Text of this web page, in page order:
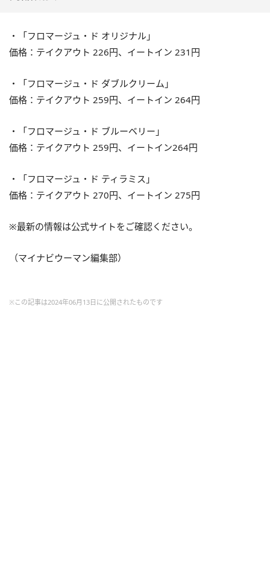
・「フロマージュ・ド オリジナル」
価格：テイクアウト 226円、イートイン 231円
・「フロマージュ・ド ダブルクリーム」
価格：テイクアウト 259円、イートイン 264円
・「フロマージュ・ド ブルーベリー」
価格：テイクアウト 259円、イートイン264円
・「フロマージュ・ド ティラミス」
価格：テイクアウト 270円、イートイン 275円
※最新の情報は公式サイトをご確認ください。
（マイナビウーマン編集部）
※この記事は2024年06月13日に公開されたものです